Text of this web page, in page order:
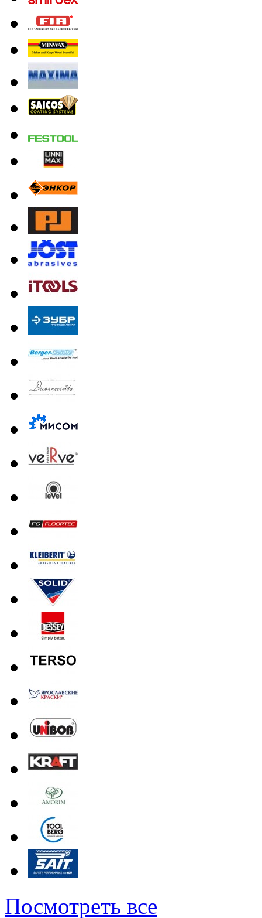
Посмотреть все